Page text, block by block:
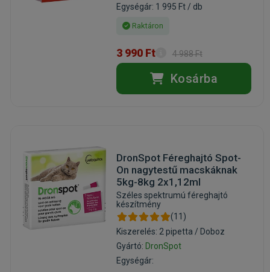
Egységár: 1 995 Ft / db
Raktáron
3 990 Ft 4 988 Ft
Kosárba
DronSpot Féreghajtó Spot-
On nagytestű macskáknak
5kg-8kg 2x1,12ml
Széles spektrumú féreghajtó
készítmény
(11)
Kiszerelés: 2 pipetta / Doboz
Gyártó: DronSpot
Egységár: